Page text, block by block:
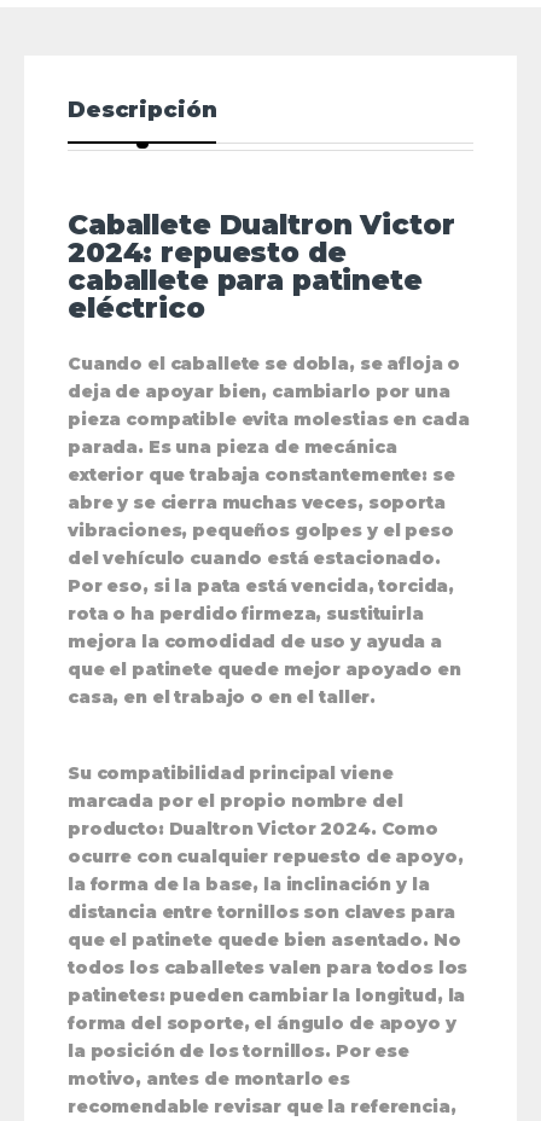
Descripción
Caballete Dualtron Victor
2024: repuesto de
caballete para patinete
eléctrico
Cuando el caballete se dobla, se afloja o
deja de apoyar bien, cambiarlo por una
pieza compatible evita molestias en cada
parada. Es una pieza de mecánica
exterior que trabaja constantemente: se
abre y se cierra muchas veces, soporta
vibraciones, pequeños golpes y el peso
del vehículo cuando está estacionado.
Por eso, si la pata está vencida, torcida,
rota o ha perdido firmeza, sustituirla
mejora la comodidad de uso y ayuda a
que el patinete quede mejor apoyado en
casa, en el trabajo o en el taller.
Su compatibilidad principal viene
marcada por el propio nombre del
producto: Dualtron Victor 2024. Como
ocurre con cualquier repuesto de apoyo,
la forma de la base, la inclinación y la
distancia entre tornillos son claves para
que el patinete quede bien asentado. No
todos los caballetes valen para todos los
patinetes: pueden cambiar la longitud, la
forma del soporte, el ángulo de apoyo y
la posición de los tornillos. Por ese
motivo, antes de montarlo es
recomendable revisar que la referencia,